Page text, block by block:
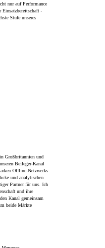
nur auf Performance
-
Stufe unseres
Großbritannien und
Beileger-Kanal
Offline-Netzwerks
und analytischen
Partner für uns. Ich
und ihre
Kanal gemeinsam
beide Märkte